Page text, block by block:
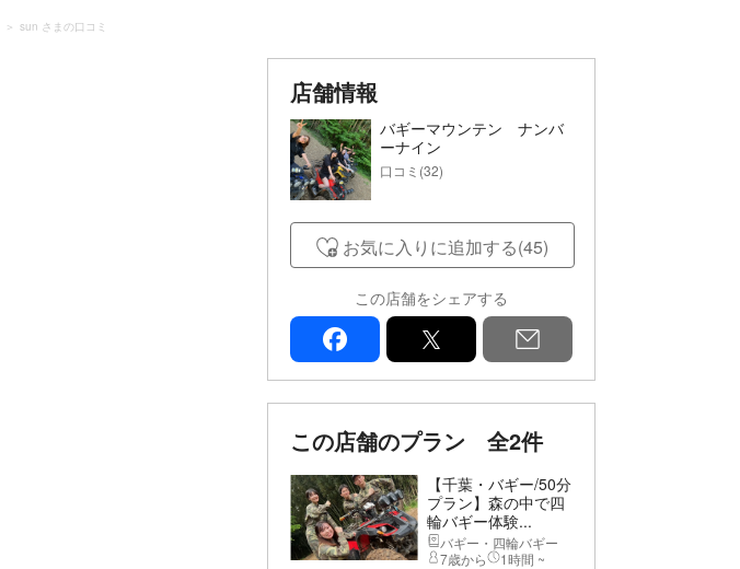
sun さまの口コミ
店舗情報
バギーマウンテン ナンバ
ーナイン
口コミ(32)
お気に入りに追加する(45)
この店舗をシェアする
facebook
この店舗のプラン 全2件
【千葉・バギー/50分
プラン】森の中で四
輪バギー体験...
バギー・四輪バギー
7歳から
1時間 ~